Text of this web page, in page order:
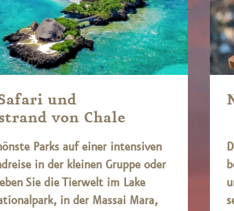
und
von Chale
Parks auf einer intensiven
in der kleinen Gruppe oder
Sie die Tierwelt im Lake
in der Massai Mara,